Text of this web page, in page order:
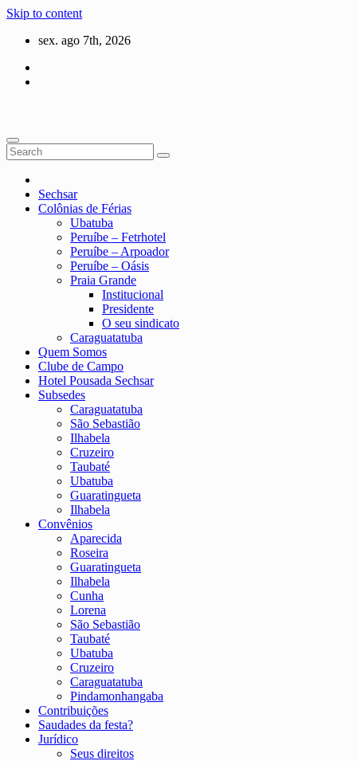
Skip to content
sex. ago 7th, 2026
Sechsar
Colônias de Férias
Ubatuba
Peruíbe – Fetrhotel
Peruíbe – Arpoador
Peruíbe – Oásis
Praia Grande
Institucional
Presidente
O seu sindicato
Caraguatatuba
Quem Somos
Clube de Campo
Hotel Pousada Sechsar
Subsedes
Caraguatatuba
São Sebastião
Ilhabela
Cruzeiro
Taubaté
Ubatuba
Guaratingueta
Ilhabela
Convênios
Aparecida
Roseira
Guaratingueta
Ilhabela
Cunha
Lorena
São Sebastião
Taubaté
Ubatuba
Cruzeiro
Caraguatatuba
Pindamonhangaba
Contribuições
Saudades da festa?
Jurídico
Seus direitos